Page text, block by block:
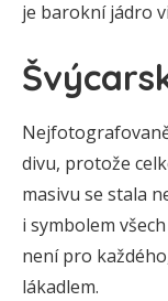
je barokní jádro
divu, protože
masivu se stala
i symbolem
není pro
lákadlem.